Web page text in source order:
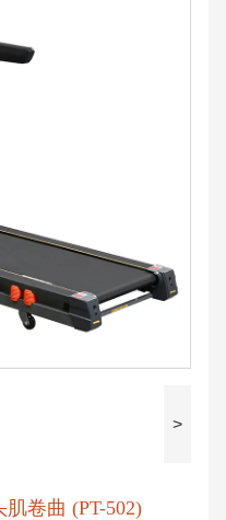
>
卷曲 (PT-502)